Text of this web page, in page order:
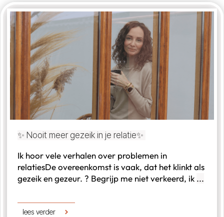
✨ Nooit meer gezeik in je relatie✨
Ik hoor vele verhalen over problemen in
relatiesDe overeenkomst is vaak, dat het klinkt als
gezeik en gezeur. ? Begrijp me niet verkeerd, ik ...
lees verder